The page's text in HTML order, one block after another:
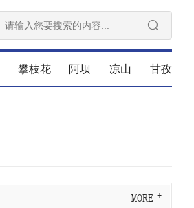

攀枝花 阿坝 凉山 甘孜
MORE